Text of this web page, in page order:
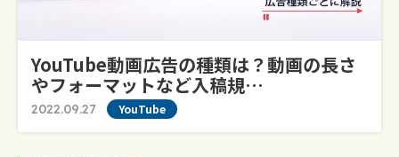
YouTube動画広告の種類は？動画の長さ
やフォーマットなど入稿規…
2022.09.27 YouTube